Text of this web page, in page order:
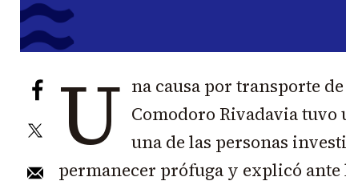
U na causa por transporte
Comodoro Rivadavia
una de las personas
permanecer prófuga y explicó ante